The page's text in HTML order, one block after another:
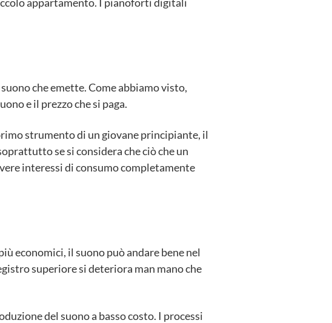
che emette. Come abbiamo visto,
e il prezzo che si paga.
strumento di un giovane principiante, il
se si considera che ciò che un
interessi di consumo completamente
economici, il suono può andare bene nel
superiore si deteriora man mano che
del suono a basso costo. I processi